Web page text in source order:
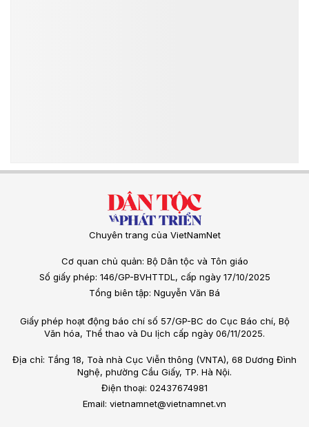
Chuyên trang của VietNamNet
Cơ quan chủ quản: Bộ Dân tộc và Tôn giáo
Số giấy phép: 146/GP-BVHTTDL, cấp ngày 17/10/2025
Tổng biên tập: Nguyễn Văn Bá
Giấy phép hoạt động báo chí số 57/GP-BC do Cục Báo chí, Bộ
Văn hóa, Thể thao và Du lịch cấp ngày 06/11/2025.
Địa chỉ: Tầng 18, Toà nhà Cục Viễn thông (VNTA), 68 Dương Đình
Nghệ, phường Cầu Giấy, TP. Hà Nội.
Điện thoại: 02437674981
Email: vietnamnet@vietnamnet.vn